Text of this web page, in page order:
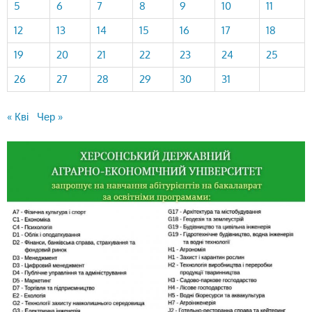
5 6 7 8 9 10
11
12
13 14 15 16 17
18
19
20 21 22 23 24
25
26
27 28 29 30 31
« Кві Чер »